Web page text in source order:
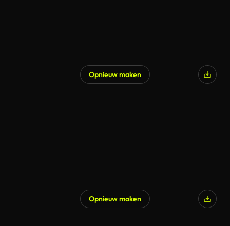
Opnieuw maken
Opnieuw maken